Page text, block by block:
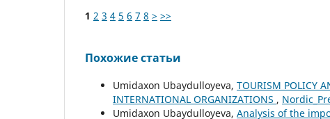
1 2 3 4 5 6 7 8 > >>
Похожие статьи
Umidaxon Ubaydulloyeva, TOURISM POLICY
INTERNATIONAL ORGANIZATIONS ,
Umidaxon Ubaydulloyeva, Analysis of the